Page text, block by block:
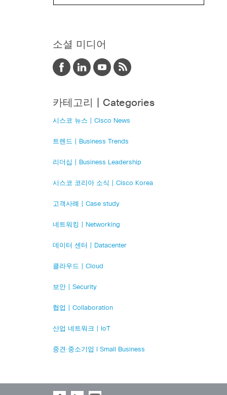
소셜 미디어
카테고리 | Categories
시스코 뉴스 | Cisco News
트렌드 | Business Trends
리더십 | Business Leadership
시스코 코리아 소식 | Cisco Korea
고객사례 | Case study
네트워킹 | Networking
데이터 센터 | Datacenter
클라우드 | Cloud
보안 | Security
협업 | Collaboration
산업 네트워크 | IoT
중견·중소기업 l Small Business